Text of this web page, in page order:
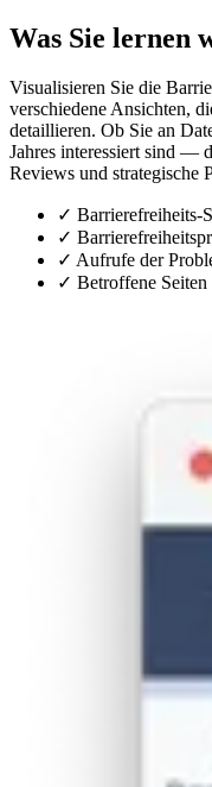
Was Sie lernen
Visualisieren Sie die
verschiedene Ansichten,
detaillieren. Ob Sie an
Jahres interessiert sind —
Reviews und strategische
✓ Barrierefreiheits-
✓
✓ Aufrufe der
✓ Betroffene Seiten